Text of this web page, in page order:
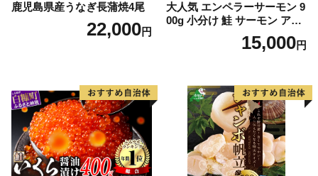
鹿児島県産うなぎ長蒲焼4尾
22,000円
大人気 エンペラーサーモン 9
00g 小分け 鮭 サーモン アト
ランティックサーモン 水産
庁長官賞 受賞 さけ シャケ し
満足 美味しい 贈答 生食用 刺
身 お刺身 刺し身 魚介類 海鮮
冷凍 厚切り 薄切り ふるさと
納税 ふるさとチョイス チョ
イス 北海道 白糠町
15,000円